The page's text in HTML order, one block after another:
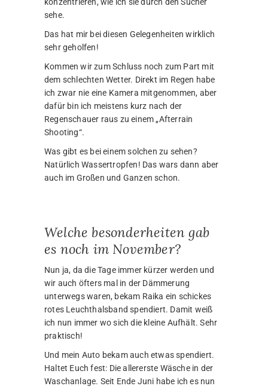
konzentrieren, wie ich sie durch den Sucher
sehe.
Das hat mir bei diesen Gelegenheiten wirklich
sehr geholfen!
Kommen wir zum Schluss noch zum Part mit
dem schlechten Wetter. Direkt im Regen habe
ich zwar nie eine Kamera mitgenommen, aber
dafür bin ich meistens kurz nach der
Regenschauer raus zu einem „Afterrain
Shooting“.
Was gibt es bei einem solchen zu sehen?
Natürlich Wassertropfen! Das wars dann aber
auch im Großen und Ganzen schon.
Welche besonderheiten gab
es noch im November?
Nun ja, da die Tage immer kürzer werden und
wir auch öfters mal in der Dämmerung
unterwegs waren, bekam Raika ein schickes
rotes Leuchthalsband spendiert. Damit weiß
ich nun immer wo sich die kleine Aufhält. Sehr
praktisch!
Und mein Auto bekam auch etwas spendiert.
Haltet Euch fest: Die allererste Wäsche in der
Waschanlage. Seit Ende Juni habe ich es nun